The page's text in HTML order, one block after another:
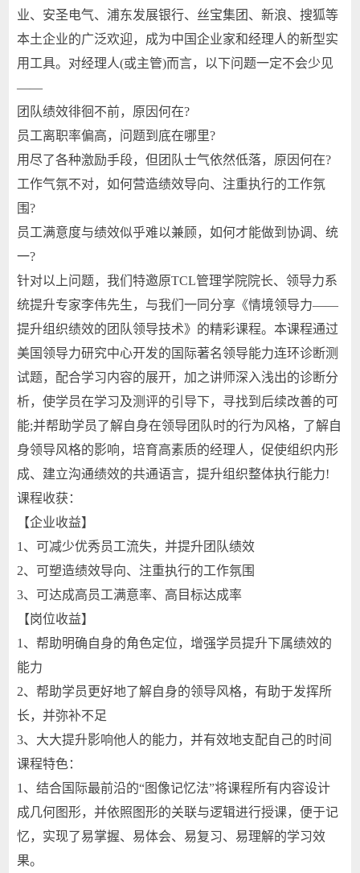
业、安圣电气、浦东发展银行、丝宝集团、新浪、搜狐等
本土企业的广泛欢迎，成为中国企业家和经理人的新型实
用工具。对经理人(或主管)而言，以下问题一定不会少见
——
团队绩效徘徊不前，原因何在?
员工离职率偏高，问题到底在哪里?
用尽了各种激励手段，但团队士气依然低落，原因何在?
工作气氛不对，如何营造绩效导向、注重执行的工作氛
围?
员工满意度与绩效似乎难以兼顾，如何才能做到协调、统
一?
针对以上问题，我们特邀原TCL管理学院院长、领导力系
统提升专家李伟先生，与我们一同分享《情境领导力——
提升组织绩效的团队领导技术》的精彩课程。本课程通过
美国领导力研究中心开发的国际著名领导能力连环诊断测
试题，配合学习内容的展开，加之讲师深入浅出的诊断分
析，使学员在学习及测评的引导下，寻找到后续改善的可
能;并帮助学员了解自身在领导团队时的行为风格，了解自
身领导风格的影响，培育高素质的经理人，促使组织内形
成、建立沟通绩效的共通语言，提升组织整体执行能力!
课程收获：
【企业收益】
1、可减少优秀员工流失，并提升团队绩效
2、可塑造绩效导向、注重执行的工作氛围
3、可达成高员工满意率、高目标达成率
【岗位收益】
1、帮助明确自身的角色定位，增强学员提升下属绩效的
能力
2、帮助学员更好地了解自身的领导风格，有助于发挥所
长，并弥补不足
3、大大提升影响他人的能力，并有效地支配自己的时间
课程特色：
1、结合国际最前沿的“图像记忆法”将课程所有内容设计
成几何图形，并依照图形的关联与逻辑进行授课，便于记
忆，实现了易掌握、易体会、易复习、易理解的学习效
果。